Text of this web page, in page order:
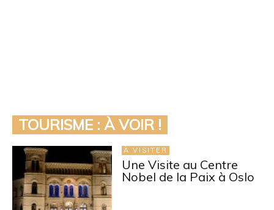
TOURISME : À VOIR !
À VISITER
Une Visite au Centre
Nobel de la Paix à Oslo